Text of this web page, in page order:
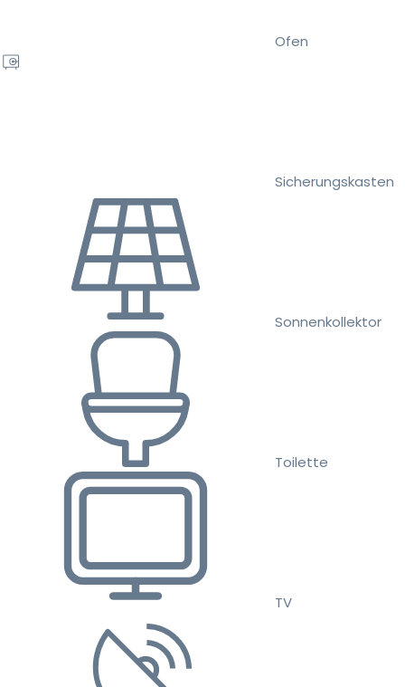
Ofen
Sicherungskasten
Sonnenkollektor
Toilette
TV